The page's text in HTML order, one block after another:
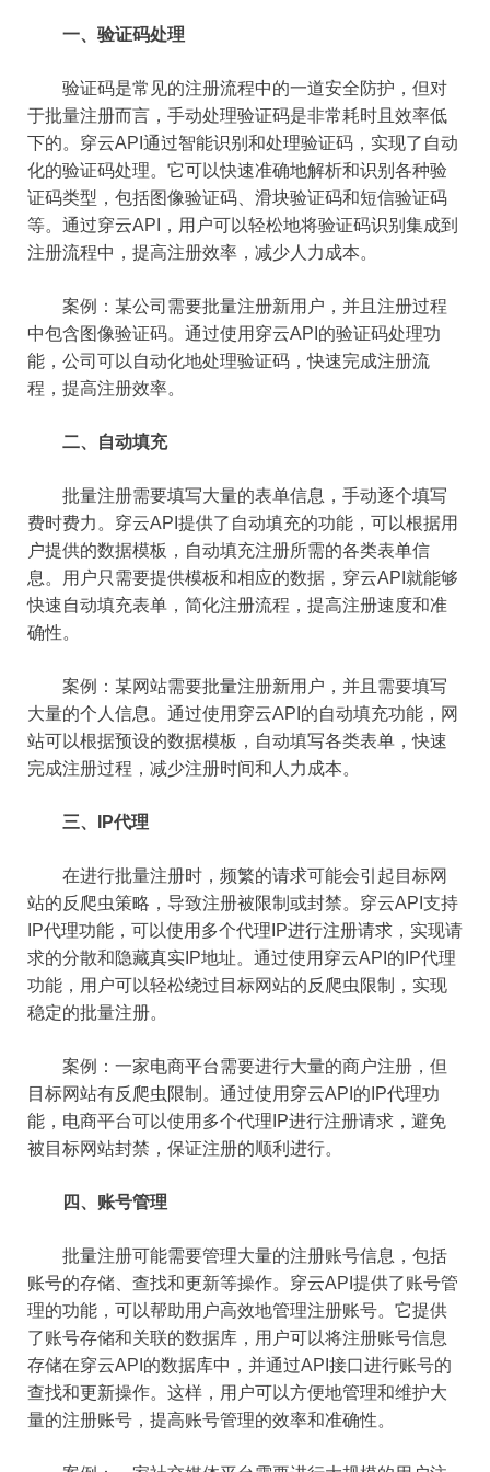
一、验证码处理
验证码是常见的注册流程中的一道安全防护，但对
于批量注册而言，手动处理验证码是非常耗时且效率低
下的。穿云API通过智能识别和处理验证码，实现了自动
化的验证码处理。它可以快速准确地解析和识别各种验
证码类型，包括图像验证码、滑块验证码和短信验证码
等。通过穿云API，用户可以轻松地将验证码识别集成到
注册流程中，提高注册效率，减少人力成本。
案例：某公司需要批量注册新用户，并且注册过程
中包含图像验证码。通过使用穿云API的验证码处理功
能，公司可以自动化地处理验证码，快速完成注册流
程，提高注册效率。
二、自动填充
批量注册需要填写大量的表单信息，手动逐个填写
费时费力。穿云API提供了自动填充的功能，可以根据用
户提供的数据模板，自动填充注册所需的各类表单信
息。用户只需要提供模板和相应的数据，穿云API就能够
快速自动填充表单，简化注册流程，提高注册速度和准
确性。
案例：某网站需要批量注册新用户，并且需要填写
大量的个人信息。通过使用穿云API的自动填充功能，网
站可以根据预设的数据模板，自动填写各类表单，快速
完成注册过程，减少注册时间和人力成本。
三、IP代理
在进行批量注册时，频繁的请求可能会引起目标网
站的反爬虫策略，导致注册被限制或封禁。穿云API支持
IP代理功能，可以使用多个代理IP进行注册请求，实现请
求的分散和隐藏真实IP地址。通过使用穿云API的IP代理
功能，用户可以轻松绕过目标网站的反爬虫限制，实现
稳定的批量注册。
案例：一家电商平台需要进行大量的商户注册，但
目标网站有反爬虫限制。通过使用穿云API的IP代理功
能，电商平台可以使用多个代理IP进行注册请求，避免
被目标网站封禁，保证注册的顺利进行。
四、账号管理
批量注册可能需要管理大量的注册账号信息，包括
账号的存储、查找和更新等操作。穿云API提供了账号管
理的功能，可以帮助用户高效地管理注册账号。它提供
了账号存储和关联的数据库，用户可以将注册账号信息
存储在穿云API的数据库中，并通过API接口进行账号的
查找和更新操作。这样，用户可以方便地管理和维护大
量的注册账号，提高账号管理的效率和准确性。